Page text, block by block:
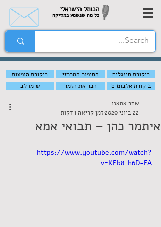
הכותל הישראלי
כל מה שנשמע במוזיקה
ביקורת הופעות הסיפור המרכזי
ביקורת סינגלים
שימו לב
הכר את הזמר ביקורת אלבומים
איתמר כהן – תבואי אמא
שחר אמאנו
22 ביוני 2020
זמן קריאה 1 דקות
https://www.youtube.com/watch?
v=KEb8_h6D-FA